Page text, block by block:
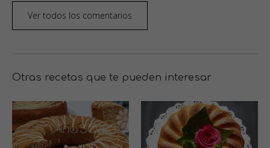
Ver todos los comentarios
Otras recetas que te pueden interesar